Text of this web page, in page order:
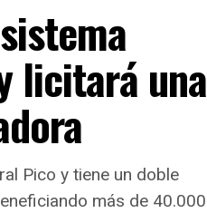
licitará una
Pico y tiene un doble
más de 40.000